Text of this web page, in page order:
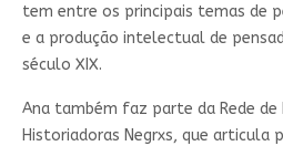
tem entre os principais temas de
e a produção intelectual de
século XIX.
Ana também faz parte da Rede de
Historiadoras Negrxs, que articula